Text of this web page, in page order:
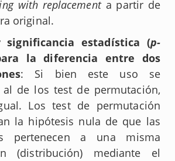
with replacementa partir de
original.
significancia estadística (p-
la diferencia entre dos
: Si bien este uso se
al de los test de permutación,
Los test de permutación
la hipótesis nula de que las
pertenecen a una misma
(distribución) mediante el